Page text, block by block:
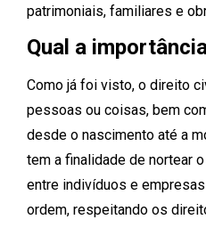
patrimoniais, familiares e
Qual a
Como já foi visto, o direito
pessoas ou coisas, bem
desde o nascimento até a
tem a finalidade de nortear
entre indivíduos e
ordem, respeitando os